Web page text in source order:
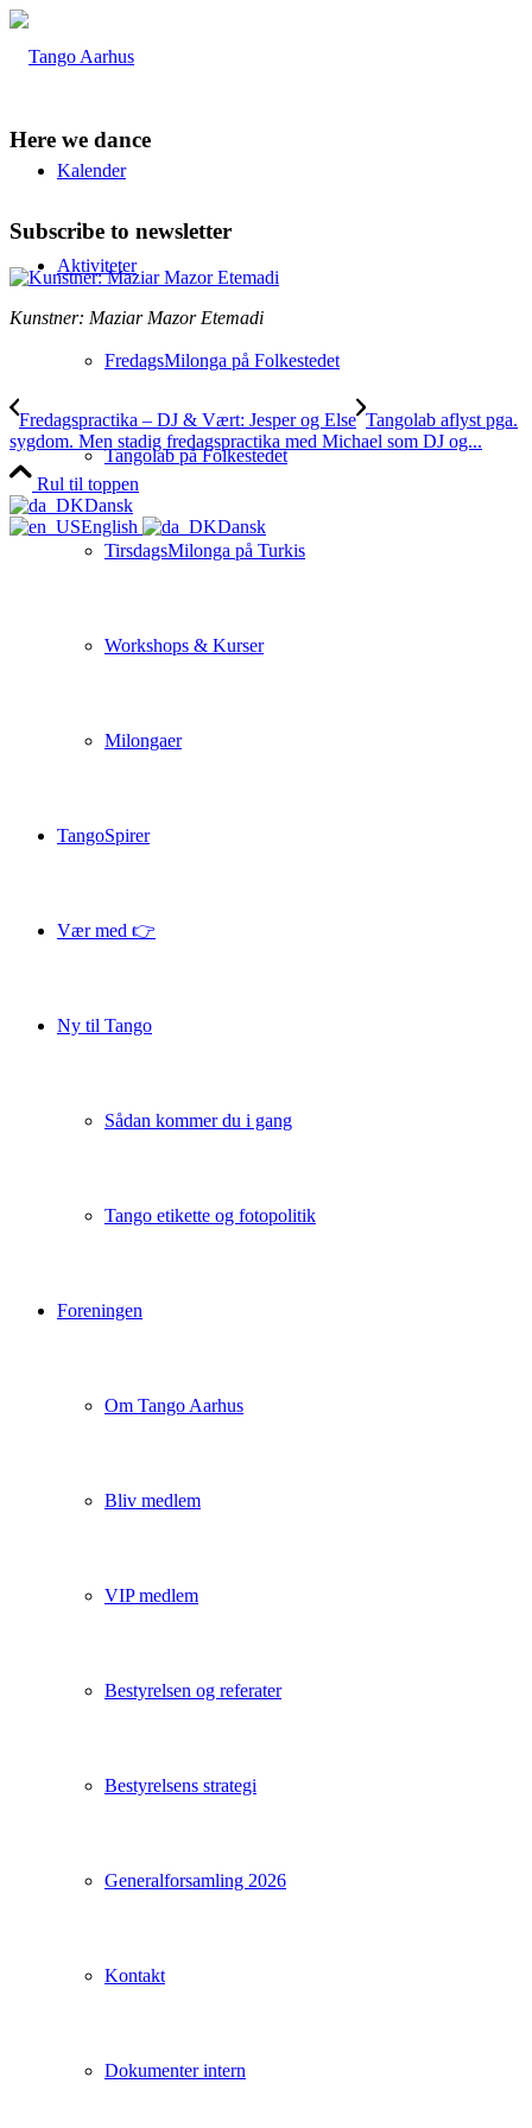
Kalender
Aktiviteter
FredagsMilonga på Folkestedet
Tangolab på Folkestedet
TirsdagsMilonga på Turkis
Workshops & Kurser
Milongaer
TangoSpirer
Vær med 👉
Ny til Tango
Sådan kommer du i gang
Tango etikette og fotopolitik
Foreningen
Om Tango Aarhus
Bliv medlem
VIP medlem
Bestyrelsen og referater
Bestyrelsens strategi
Generalforsamling 2026
Kontakt
Dokumenter intern
Here we dance
Subscribe to newsletter
Kunstner: Maziar Mazor Etemadi
Fredagspractika – DJ & Vært: Jesper og Else Tangolab aflyst pga.
sygdom. Men stadig fredagspractika med Michael som DJ og...
Rul til toppen
Dansk
English
Dansk